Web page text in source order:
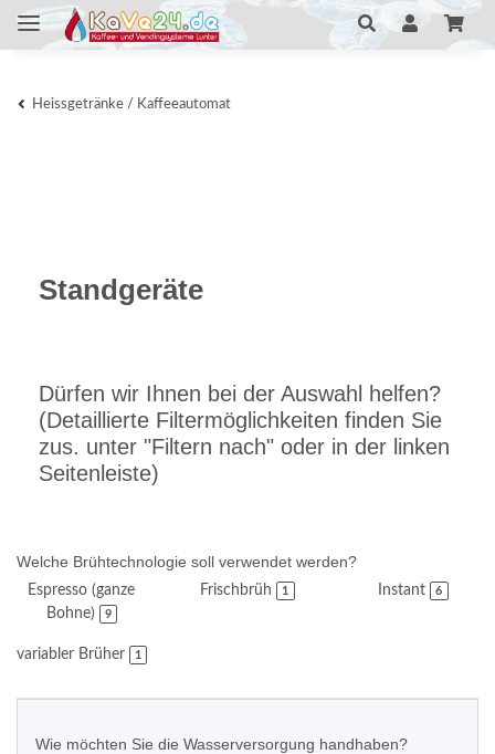
Heissgetränke / Kaffeeautomat
Standgeräte
Dürfen wir Ihnen bei der Auswahl helfen?
(Detaillierte Filtermöglichkeiten finden Sie
zus. unter "Filtern nach" oder in der linken
Seitenleiste)
Welche Brühtechnologie soll verwendet werden?
Espresso (ganze
Bohne)
9
Frischbrüh 1 Instant 6
variabler Brüher 1
Wie möchten Sie die Wasserversorgung handhaben?